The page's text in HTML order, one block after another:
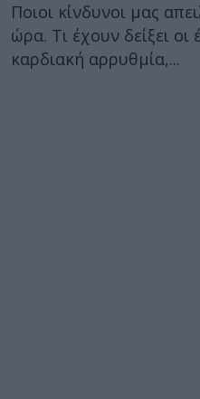
Ποιοι κίνδυνοι μας
ώρα. Τι έχουν δείξει
καρδιακή αρρυθμία,...